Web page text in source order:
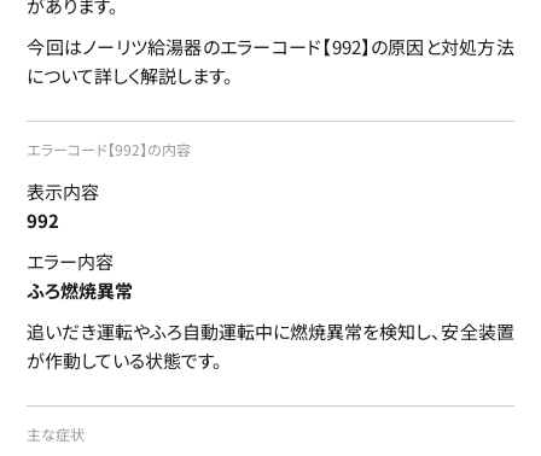
があります。
今回はノーリツ給湯器のエラーコード【992】の原因と対処方法
について詳しく解説します。
エラーコード【992】の内容
表示内容
992
エラー内容
ふろ燃焼異常
追いだき運転やふろ自動運転中に燃焼異常を検知し、安全装置
が作動している状態です。
主な症状